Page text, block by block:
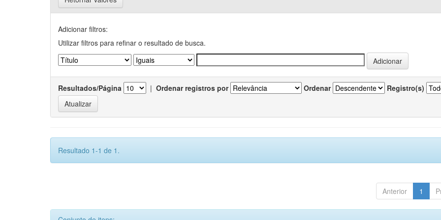
Adicionar filtros:
Utilizar filtros para refinar o resultado de busca.
Resultados/Página | Ordenar registros por Ordenar Registro(s)
Resultado 1-1 de 1.
Anterior 1